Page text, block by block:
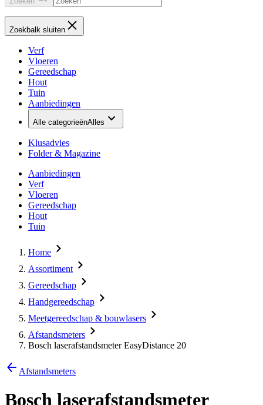
Zoekbalk sluiten
Verf
Vloeren
Gereedschap
Hout
Tuin
Aanbiedingen
Alle categorieënAlles
Klusadvies
Folder & Magazine
Aanbiedingen
Verf
Vloeren
Gereedschap
Hout
Tuin
Home
Assortiment
Gereedschap
Handgereedschap
Meetgereedschap & bouwlasers
Afstandsmeters
Bosch laserafstandsmeter EasyDistance 20
Afstandsmeters
Bosch laserafstandsmeter